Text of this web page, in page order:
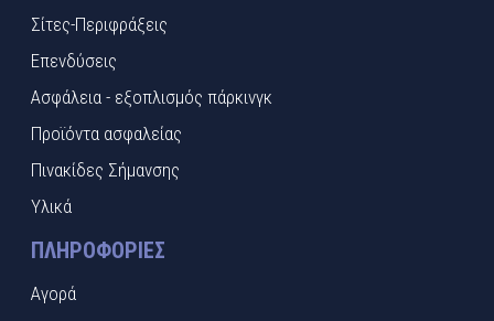
Σίτες-Περιφράξεις
Επενδύσεις
Ασφάλεια - εξοπλισμός πάρκινγκ
Προϊόντα ασφαλείας
Πινακίδες Σήμανσης
Υλικά
ΠΛΗΡΟΦΟΡΊΕΣ
Αγορά